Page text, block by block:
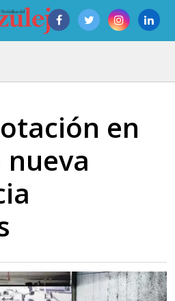
en
nueva